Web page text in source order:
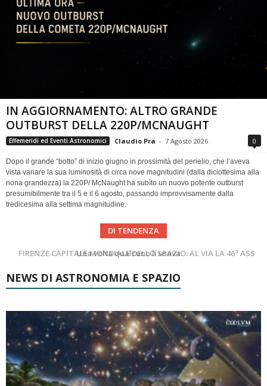
IN AGGIORNAMENTO: ALTRO GRANDE
OUTBURST DELLA 220P/MCNAUGHT
Effemeridi ed Eventi Astronomici Claudio Pra - 7 Agosto 2026 0
Dopo il grande “botto” di inizio giugno in prossimità del perielio, che l’aveva
vista variare la sua luminosità di circa nove magnitudini (dalla diciottesima alla
nona grandezza) la 220P/ McNaught ha subìto un nuovo potente outburst
presumibilmente tra il 5 e il 6 agosto, passando improvvisamente dalla
tredicesima alla settima magnitudine.
DI TENDENZA
FIRENZE CAPITALE MONDIALE DELLO SPAZIO: AL VIA LA 46ª ASSEMBLEA SCIENTIFICA DEL COSPAR
Cielo del Mese di Agosto 2026
NEWS DI ASTRONOMIA E SPAZIO